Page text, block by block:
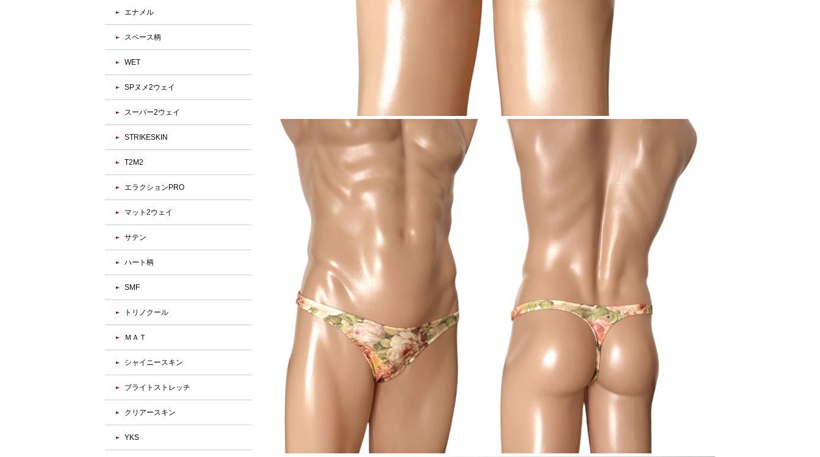
エナメル
スペース柄
WET
SPヌメ2ウェイ
スーパー2ウェイ
STRIKESKIN
T2M2
エラクションPRO
マット2ウェイ
サテン
ハート柄
SMF
トリノクール
ＭＡＴ
シャイニースキン
ブライトストレッチ
クリアースキン
YKS